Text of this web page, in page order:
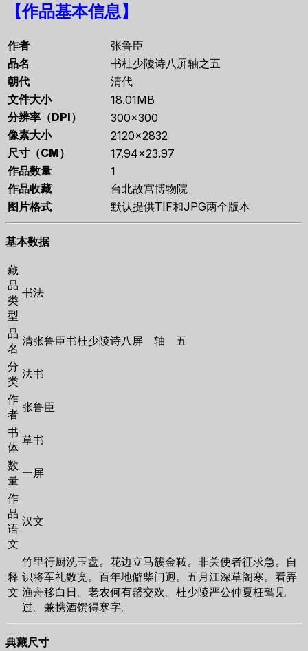
【作品基本信息】
作者
张鲁臣
品名
书杜少陵诗八屏轴之五
朝代
清代
文件大小
18.01MB
分辨率（DPI）
300×300
像素大小
2120×2832
尺寸（CM）
17.94×23.97
作品数量
1
作品收藏
台北故宫博物院
图片格式
默认提供TIF和JPG两个版本
基本数据
藏
品
类
型
书法
品
名
清张鲁臣书杜少陵诗八屏 轴 五
分
类
法书
作
者
张鲁臣
书
体
草书
数
量
一屏
作
品
语
文
汉文
释
文
竹里行厨洗玉盘。花边立马簇金鞍。非关使者征求急。自
识将军礼数宽。百年地僻柴门迥。五月江深草阁寒。看弄
渔舟移白日。老农何有罄交欢。杜少陵严公仲夏枉驾见
过。兼携酒馔得寒字。
典藏尺寸